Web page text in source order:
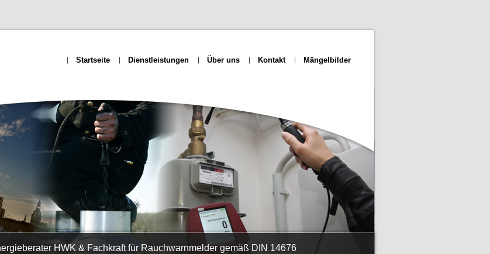
HWK & Fachkraft für Rauchwarnmelder gemäß DIN 14676
Startseite Dienstleistungen Über uns Kontakt Mängelbilder